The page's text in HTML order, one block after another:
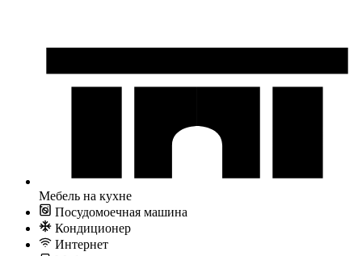
Мебель на кухне
Посудомоечная машина
Кондиционер
Интернет